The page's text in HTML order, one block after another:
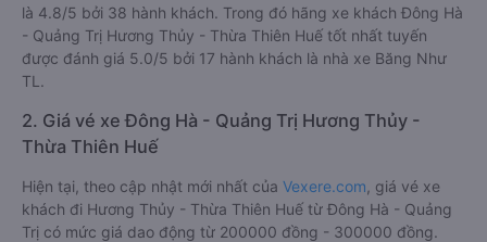
là 4.8/5 bởi 38 hành khách. Trong đó hãng xe khách Đông Hà
- Quảng Trị Hương Thủy - Thừa Thiên Huế tốt nhất tuyến
được đánh giá 5.0/5 bởi 17 hành khách là nhà xe Băng Như
TL.
2. Giá vé xe Đông Hà - Quảng Trị Hương Thủy -
Thừa Thiên Huế
Hiện tại, theo cập nhật mới nhất của Vexere.com , giá vé xe
khách đi Hương Thủy - Thừa Thiên Huế từ Đông Hà - Quảng
Trị có mức giá dao động từ 200000 đồng - 300000 đồng.